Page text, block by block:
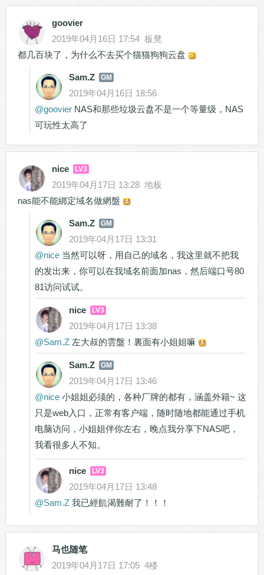
goovier
2019年04月16日 17:54 板凳
都几百块了，为什么不去买个猫猫狗狗云盘
Sam.Z GM
2019年04月16日 18:56
@goovierNAS和那些垃圾云盘不是一个等量级，NAS
可玩性太高了
nice LV3
2019年04月17日 13:28 地板
nas能不能綁定域名做網盤
Sam.Z GM
2019年04月17日 13:31
@nice当然可以呀，用自己的域名，我这里就不把我
的发出来，你可以在我域名前面加nas，然后端口号80
81访问试试。
nice LV3
2019年04月17日 13:38
@Sam.Z左大叔的雲盤！裏面有小姐姐嘛
Sam.Z GM
2019年04月17日 13:46
@nice小姐姐必须的，各种厂牌的都有，涵盖外籍~ 这
只是web入口，正常有客户端，随时随地都能通过手机
电脑访问，小姐姐伴你左右，晚点我分享下NAS吧，
我看很多人不知。
nice LV3
2019年04月17日 13:48
@Sam.Z我已經飢渴難耐了！！！
马也随笔
2019年04月17日 17:05 4楼